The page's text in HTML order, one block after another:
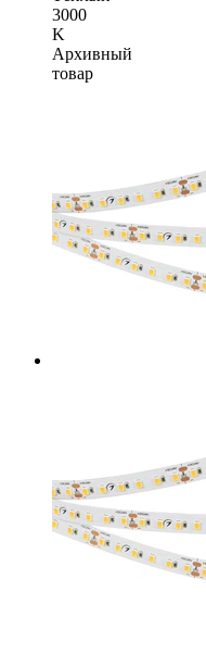
3000
K
Архивный
товар